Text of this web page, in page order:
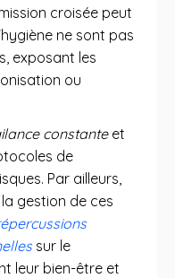
croisée peut
ne sont pas
exposant les
ou
constanteet
de
Par ailleurs,
gestion de ces
sur le
leur bien-être et